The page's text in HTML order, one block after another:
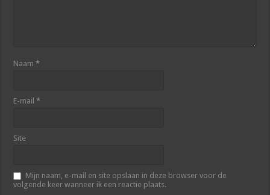
Naam*
E-mail*
Site
Mijn naam, e-mail en site opslaan in deze browser voor de
volgende keer wanneer ik een reactie plaats.